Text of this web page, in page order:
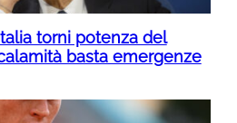
torni potenza del
basta emergenze